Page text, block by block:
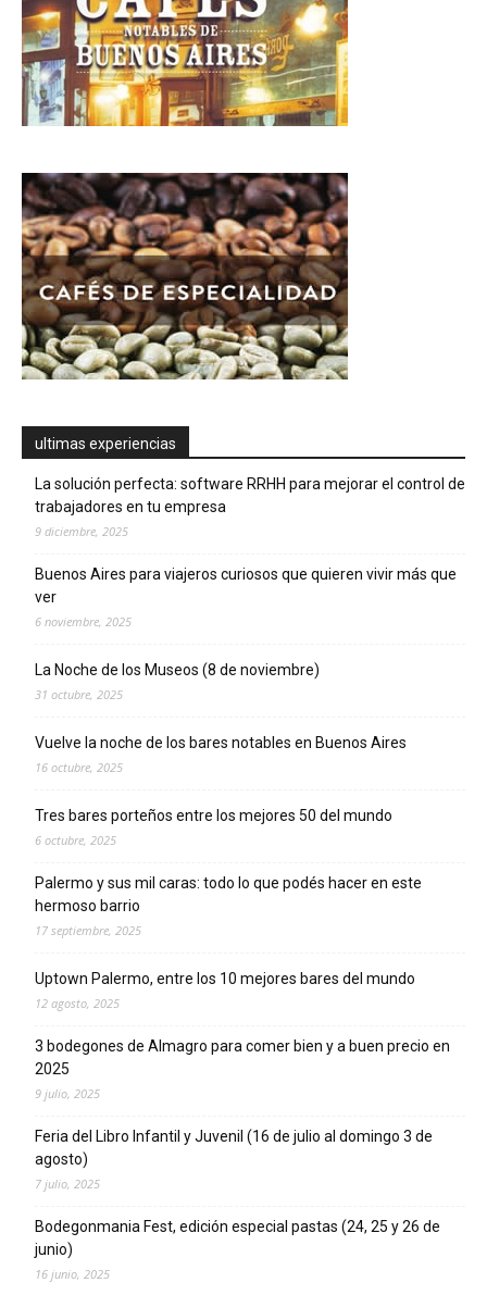
ultimas experiencias
La solución perfecta: software RRHH para mejorar el control de
trabajadores en tu empresa
9 diciembre, 2025
Buenos Aires para viajeros curiosos que quieren vivir más que
ver
6 noviembre, 2025
La Noche de los Museos (8 de noviembre)
31 octubre, 2025
Vuelve la noche de los bares notables en Buenos Aires
16 octubre, 2025
Tres bares porteños entre los mejores 50 del mundo
6 octubre, 2025
Palermo y sus mil caras: todo lo que podés hacer en este
hermoso barrio
17 septiembre, 2025
Uptown Palermo, entre los 10 mejores bares del mundo
12 agosto, 2025
3 bodegones de Almagro para comer bien y a buen precio en
2025
9 julio, 2025
Feria del Libro Infantil y Juvenil (16 de julio al domingo 3 de
agosto)
7 julio, 2025
Bodegonmania Fest, edición especial pastas (24, 25 y 26 de
junio)
16 junio, 2025